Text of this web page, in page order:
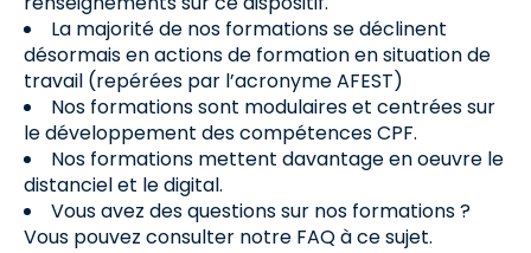
La majorité de nos formations se déclinent
désormais en actions de formation en situation de
travail (repérées par l’acronyme AFEST)​
Nos formations sont modulaires et centrées sur
le développement des compétences CPF.
Nos formations mettent davantage en oeuvre le
distanciel et le digital.​
Vous avez des questions sur nos formations ?
Vous pouvez consulter notre FAQ à ce sujet.